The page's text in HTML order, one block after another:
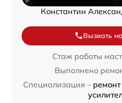
Константин
Вызвать
Стаж работы
Выполнено
Специализация –